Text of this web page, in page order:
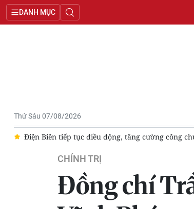
DANH MỤC
Thứ Sáu 07/08/2026
xã Nâng cao chất lượng xuất bản phẩm, phục
CHÍNH TRỊ
Đồng chí